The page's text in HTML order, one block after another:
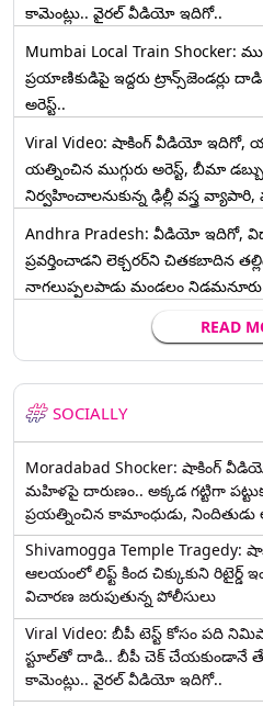
కామెంట్లు.. వైరల్ వీడియో ఇదిగో..
Mumbai Local Train Shocker:
ప్రయాణికుడిపై ఇద్దరు ట్రాన్స్‌జెండర్లు
అరెస్ట్..
Viral Video: షాకింగ్ వీడియో ఇదిగో,
యత్నించిన ముగ్గురు అరెస్ట్, బీమా
నిర్వహించాలనుకున్న ఢిల్లీ వస్త్ర వ్యాపారి,
Andhra Pradesh: వీడియో ఇదిగో,
ప్రవర్తించాడని లెక్చ‌ర‌ర్‌ని చిత‌క‌బాదిన
నాగలుప్పలపాడు మండలం
READ
SOCIALLY
Moradabad Shocker: షాకింగ్
మహిళపై దారుణం.. అక్కడ గట్టిగా
ప్రయత్నించిన కామాంధుడు, నిందితుడు
Shivamogga Temple
ఆలయంలో లిఫ్ట్ కింద చిక్కుకుని
విచారణ జరుపుతున్న పోలీసులు
Viral Video: బీపీ టెస్ట్‌ కోసం పది
స్టూల్‌తో దాడి.. బీపీ చెక్ చేయకుండానే
కామెంట్లు.. వైరల్ వీడియో ఇదిగో..